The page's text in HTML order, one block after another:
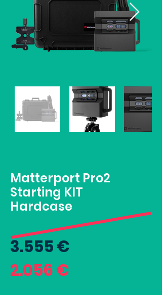
Matterport Pro2
Starting KIT
Hardcase
3.555 €
2.056 €